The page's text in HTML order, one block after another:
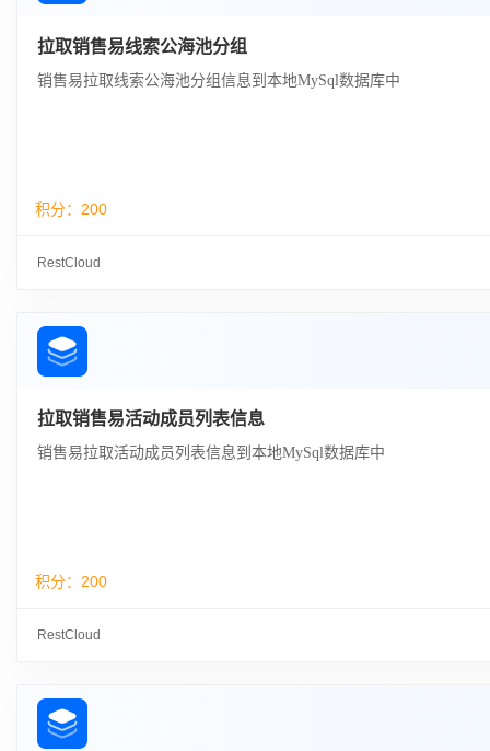
拉取销售易线索公海池分组
销售易拉取线索公海池分组信息到本地MySql数据库中
积分： 200
RestCloud
拉取销售易活动成员列表信息
销售易拉取活动成员列表信息到本地MySql数据库中
积分： 200
RestCloud